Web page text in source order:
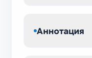
Аннотация